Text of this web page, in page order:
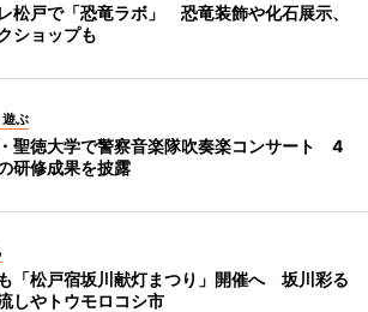
松戸で「恐竜ラボ」 恐竜装飾や化石展示、
ショップも
遊ぶ
聖徳大学で警察音楽隊吹奏楽コンサート 4
研修成果を披露
「松戸宿坂川献灯まつり」開催へ 坂川彩る
しやトウモロコシ市